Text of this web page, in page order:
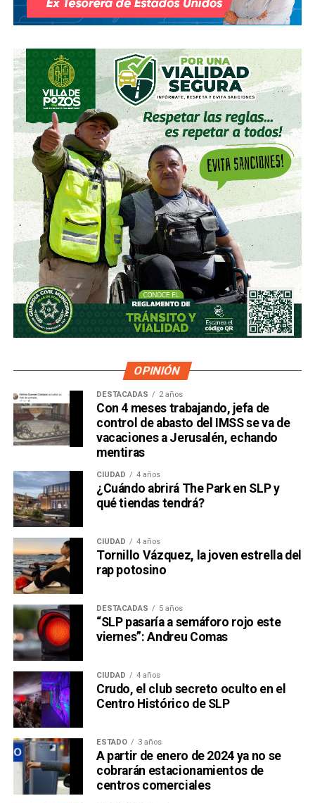
OPINIÓN
DESTACADAS 2 años
Con 4 meses trabajando, jefa de
control de abasto del IMSS se va de
vacaciones a Jerusalén, echando
mentiras
CIUDAD 4 años
¿Cuándo abrirá The Park en SLP y
qué tiendas tendrá?
CIUDAD 4 años
Tornillo Vázquez, la joven estrella del
rap potosino
DESTACADAS 5 años
“SLP pasaría a semáforo rojo este
viernes”: Andreu Comas
CIUDAD 4 años
Crudo, el club secreto oculto en el
Centro Histórico de SLP
ESTADO 3 años
A partir de enero de 2024 ya no se
cobrarán estacionamientos de
centros comerciales